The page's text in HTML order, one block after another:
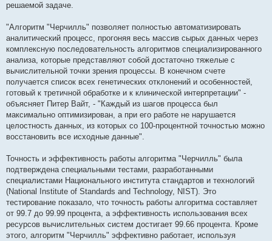
решаемой задаче.
"Алгоритм "Черчилль" позволяет полностью автоматизировать
аналитический процесс, прогоняя весь массив сырых данных через
комплексную последовательность алгоритмов специализированного
анализа, которые представляют собой достаточно тяжелые с
вычислительной точки зрения процессы. В конечном счете
получается список всех генетических отклонений и особенностей,
готовый к третичной обработке и к клинической интерпретации" -
объясняет Питер Вайт, - "Каждый из шагов процесса был
максимально оптимизирован, а при его работе не нарушается
целостность данных, из которых со 100-процентной точностью можно
восстановить все исходные данные".
Точность и эффективность работы алгоритма "Черчилль" была
подтверждена специальными тестами, разработанными
специалистами Национального института стандартов и технологий
(National Institute of Standards and Technology, NIST). Это
тестирование показало, что точность работы алгоритма составляет
от 99.7 до 99.99 процента, а эффективность использования всех
ресурсов вычислительных систем достигает 99.66 процента. Кроме
этого, алгоритм "Черчилль" эффективно работает, используя